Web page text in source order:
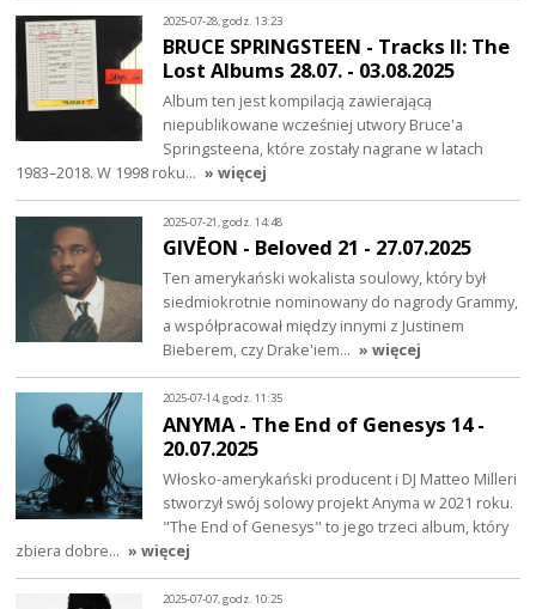
2025-07-28, godz. 13:23
BRUCE SPRINGSTEEN - Tracks II: The
Lost Albums 28.07. - 03.08.2025
Album ten jest kompilacją zawierającą
niepublikowane wcześniej utwory Bruce'a
Springsteena, które zostały nagrane w latach
1983–2018. W 1998 roku… » więcej
2025-07-21, godz. 14:48
GIVĒON - Beloved 21 - 27.07.2025
Ten amerykański wokalista soulowy, który był
siedmiokrotnie nominowany do nagrody Grammy,
a współpracował między innymi z Justinem
Bieberem, czy Drake'iem… » więcej
2025-07-14, godz. 11:35
ANYMA - The End of Genesys 14 -
20.07.2025
Włosko-amerykański producent i DJ Matteo Milleri
stworzył swój solowy projekt Anyma w 2021 roku.
"The End of Genesys" to jego trzeci album, który
zbiera dobre… » więcej
2025-07-07, godz. 10:25